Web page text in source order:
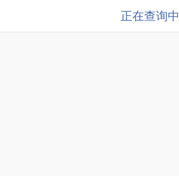
正在查询中